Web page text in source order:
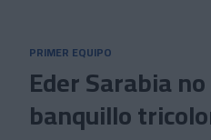
PRIMER EQUIPO
Eder Sarabia
banquillo